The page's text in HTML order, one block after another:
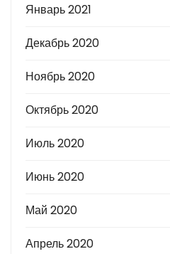
Январь 2021
Декабрь 2020
Ноябрь 2020
Октябрь 2020
Июль 2020
Июнь 2020
Май 2020
Апрель 2020